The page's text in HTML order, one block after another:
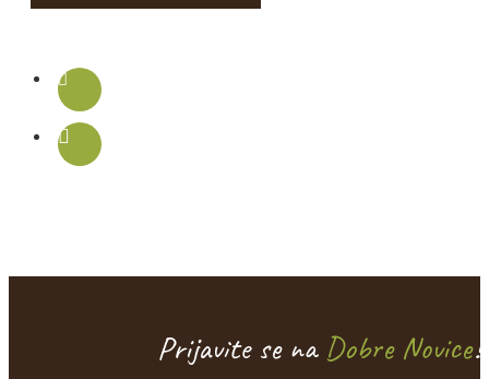
Prijavite se naDobre Novice!